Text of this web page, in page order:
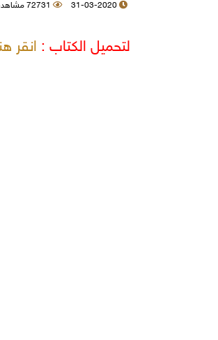
31-03-2020 72731 مشاهدة
لتحميل الكتاب :انقر هنا